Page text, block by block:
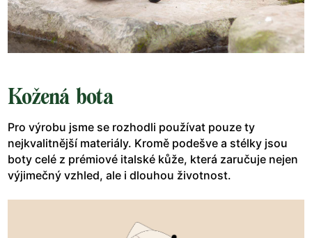
Kožená bota
Pro výrobu jsme se rozhodli používat pouze ty
nejkvalitnější materiály. Kromě podešve a stélky jsou
boty celé z prémiové italské kůže, která zaručuje nejen
výjimečný vzhled, ale i dlouhou životnost.